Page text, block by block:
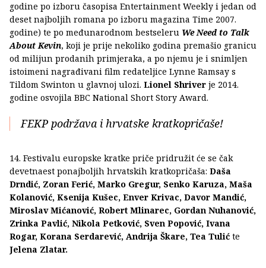
godine po izboru časopisa Entertainment Weekly i jedan od
deset najboljih romana po izboru magazina Time 2007.
godine) te po međunarodnom bestseleru We Need to Talk
About Kevin, koji je prije nekoliko godina premašio granicu
od milijun prodanih primjeraka, a po njemu je i snimljen
istoimeni nagrađivani film redateljice Lynne Ramsay s
Tildom Swinton u glavnoj ulozi. Lionel Shriver je 2014.
godine osvojila BBC National Short Story Award.
FEKP podržava i hrvatske kratkopričaše!
14. Festivalu europske kratke priče pridružit će se čak
devetnaest ponajboljih hrvatskih kratkopričaša: Daša
Drndić, Zoran Ferić, Marko Gregur, Senko Karuza, Maša
Kolanović, Ksenija Kušec, Enver Krivac, Davor Mandić,
Miroslav Mićanović, Robert Mlinarec, Gordan Nuhanović,
Zrinka Pavlić, Nikola Petković, Sven Popović, Ivana
Rogar, Korana Serdarević, Andrija Škare, Tea Tulić te
Jelena Zlatar.